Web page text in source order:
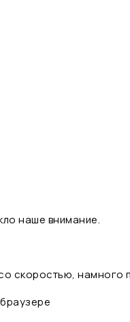
наше внимание.
скоростью,